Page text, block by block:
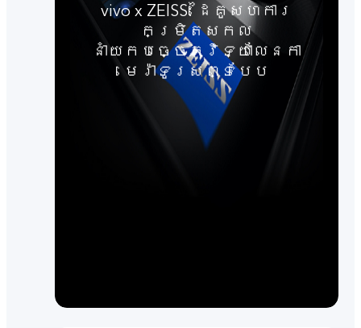
vivo x ZEISS: ដៃគូសហការ
កម្រិតសកល
នាំយកបច្ចេកវិទ្យាលែនកា
មេរ៉ាទូរសព្ទបែប